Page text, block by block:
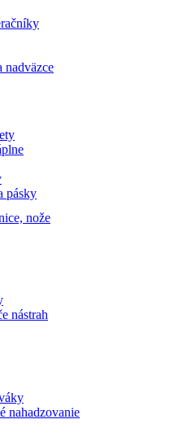
nadväzce
pásky
nože
nástrah
nahadzovanie